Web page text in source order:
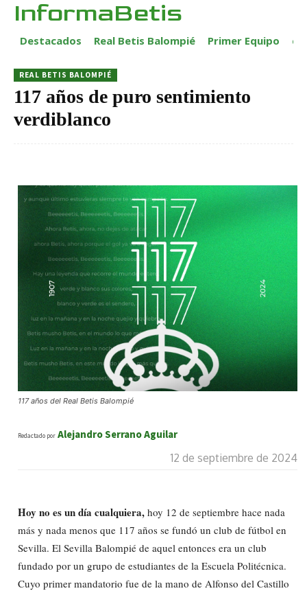
InformaBetis
Destacados Real Betis Balompié Primer Equipo
REAL BETIS BALOMPIÉ
117 años de puro sentimiento
verdiblanco
117 años del Real Betis Balompié
Redactado por Alejandro Serrano Aguilar
12 de septiembre de 2024
Hoy no es un día cualquiera, hoy 12 de septiembre hace nada
más y nada menos que 117 años se fundó un club de fútbol en
Sevilla. El Sevilla Balompié de aquel entonces era un club
fundado por un grupo de estudiantes de la Escuela Politécnica.
Cuyo primer mandatorio fue de la mano de Alfonso del Castillo